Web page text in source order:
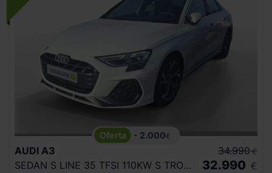
- 2.000€
AUDI A3
SEDAN S LINE 35 TFSI 110KW S TRONIC
34.990 €
32.990 €